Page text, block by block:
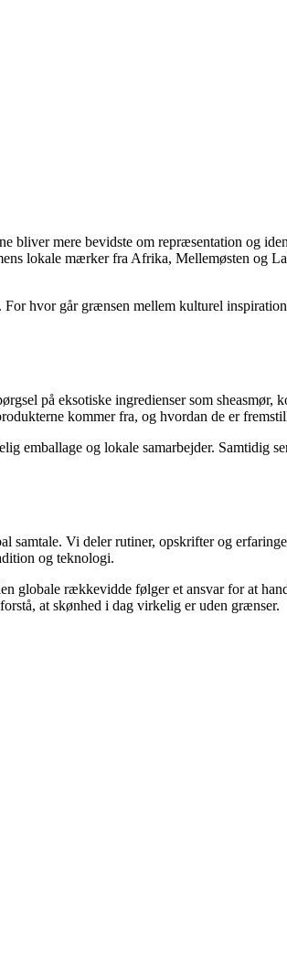
mere bevidste om repræsentation og
lokale mærker fra Afrika, Mellemøsten og
hvor går grænsen mellem kulturel
på eksotiske ingredienser som
kommer fra, og hvordan de er
emballage og lokale samarbejder. Samtidig
samtale. Vi deler rutiner, opskrifter og
og teknologi.
globale rækkevidde følger et ansvar for at
at skønhed i dag virkelig er uden grænser.